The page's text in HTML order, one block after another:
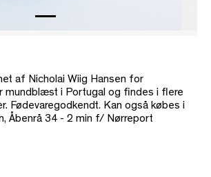
af Nicholai Wiig Hansen for
mundblæst i Portugal og findes i flere
Fødevaregodkendt. Kan også købes i
Åbenrå 34 - 2 min f/ Nørreport